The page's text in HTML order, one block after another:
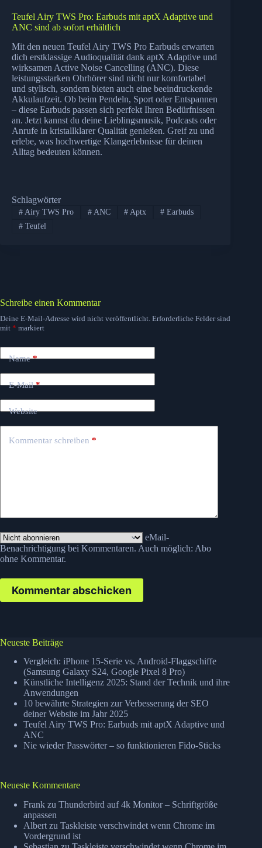
Teufel Airy TWS Pro: Earbuds mit aptX Adaptive und
ANC sind ab sofort erhältlich
Mit den neuen Teufel Airy TWS Pro Earbuds erwarten
dich erstklassige Audioqualität dank aptX Adaptive und
wirksamen Active Noise Cancelling (ANC). Diese
leistungsstarken Ohrhörer sind nicht nur komfortabel
und stylisch, sondern bieten auch eine beeindruckende
Akkulaufzeit. Ob beim Pendeln, Sport oder Entspannen
– diese Earbuds passen sich perfekt Ihren Bedürfnissen
an. Jetzt kannst du deine Lieblingsmusik, Podcasts oder
Anrufe in kristallklarer Qualität genießen. Greif zu und
erlebe, was hochwertige Klangerlebnisse für deinen
Alltag bedeuten können.
Schlagwörter
#Airy TWS Pro #ANC # Aptx # Earbuds
#Teufel
Schreibe einen Kommentar
Deine E-Mail-Adresse wird nicht veröffentlicht. Erforderliche Felder sind
mit * markiert
Name*
E-Mail*
Website
Kommentar schreiben *
eMail-
Benachrichtigung bei Kommentaren. Auch möglich: Abo
ohne Kommentar.
Kommentar abschicken
Neueste Beiträge
Vergleich: iPhone 15-Serie vs. Android-Flaggschiffe
(Samsung Galaxy S24, Google Pixel 8 Pro)
Künstliche Intelligenz 2025: Stand der Technik und ihre
Anwendungen
10 bewährte Strategien zur Verbesserung der SEO
deiner Website im Jahr 2025
Teufel Airy TWS Pro: Earbuds mit aptX Adaptive und
ANC
Nie wieder Passwörter – so funktionieren Fido-Sticks
Neueste Kommentare
Frank zu Thunderbird auf 4k Monitor – Schriftgröße
anpassen
Albert zu Taskleiste verschwindet wenn Chrome im
Vordergrund ist